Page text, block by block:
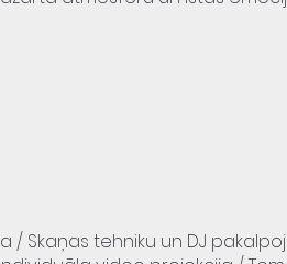
/ Skaņas tehniku un DJ